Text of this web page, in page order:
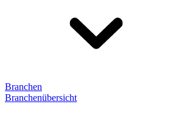
Branchen
Branchenübersicht